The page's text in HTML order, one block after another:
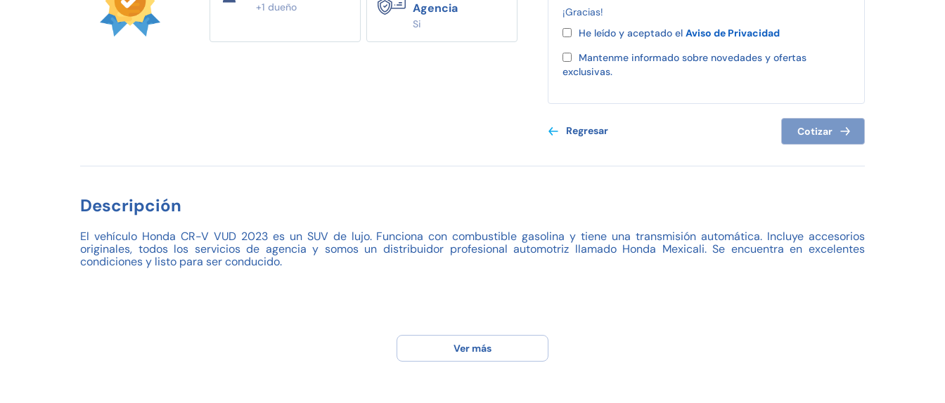
+1 dueño
Agencia
Si
¡Gracias!
He leído y aceptado el Aviso de Privacidad
Mantenme informado sobre novedades y ofertas
exclusivas.
Regresar Cotizar
Descripción
El vehículo Honda CR-V VUD 2023 es un SUV de lujo. Funciona con combustible gasolina y tiene una transmisión automática. Incluye accesorios
originales, todos los servicios de agencia y somos un distribuidor profesional automotriz llamado Honda Mexicali. Se encuentra en excelentes
condiciones y listo para ser conducido.
Ver más